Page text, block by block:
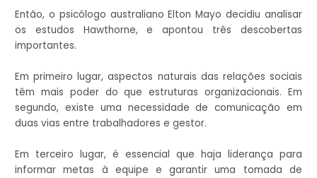
Então, o psicólogo australiano Elton Mayo decidiu analisar
os estudos Hawthorne, e apontou três descobertas
importantes.
Em primeiro lugar, aspectos naturais das relações sociais
têm mais poder do que estruturas organizacionais. Em
segundo, existe uma necessidade de comunicação em
duas vias entre trabalhadores e gestor.
Em terceiro lugar, é essencial que haja liderança para
informar metas à equipe e garantir uma tomada de